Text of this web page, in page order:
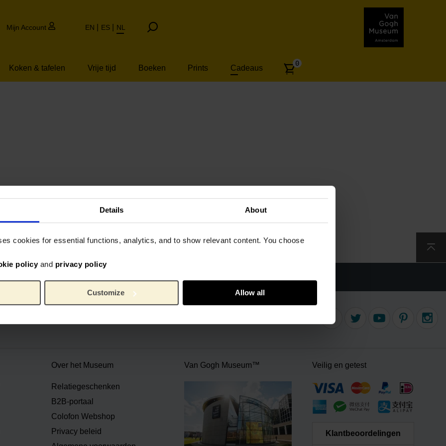
Details About
cookies for essential functions, analytics, and to show relevant content. You choose
policy and privacy policy
Customize Allow all
Mijn Account EN ES NL
Koken & tafelen Vrije tijd Boeken Prints Cadeaus
Aantal
0
Over het Museum
Relatiegeschenken
B2B-portaal
Colofon Webshop
Privacy beleid
Van Gogh Museum™ Veilig en getest